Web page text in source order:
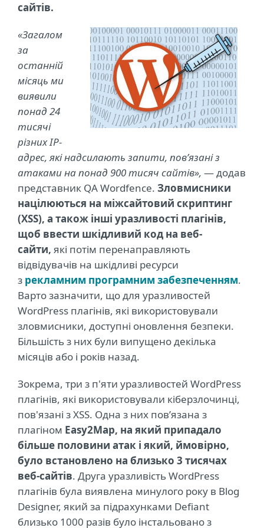
сайтів.
«Загалом
за
останній
місяць ми
виявили
понад 24
тисячі
різних IP-
адрес, які надсилають запити, пов’язані з
атаками на понад 900 тисяч сайтів», — додав
представник QA Wordfence. Зловмисники
націлюються на міжсайтовий скриптинг
(XSS), а також інші уразливості плагінів,
щоб ввести шкідливий код на веб-
сайти, які потім перенаправляють
відвідувачів на шкідливі ресурси
з рекламним програмним забезпеченням.
Варто зазначити, що для уразливостей
WordPress плагінів, які використовували
зловмисники, доступні оновлення безпеки.
Більшість з них були випущено декілька
місяців або і років назад.
Зокрема, три з п'яти уразливостей WordPress
плагінів, які використовували кіберзлочинці,
пов'язані з XSS. Одна з них пов’язана з
плагіном Easy2Map, на який припадало
більше половини атак і який, ймовірно,
було встановлено на близько 3 тисячах
веб-сайтів. Друга уразливість WordPress
плагінів була виявлена минулого року в Blog
Designer, який за підрахунками Defiant
близько 1000 разів було інстальовано з